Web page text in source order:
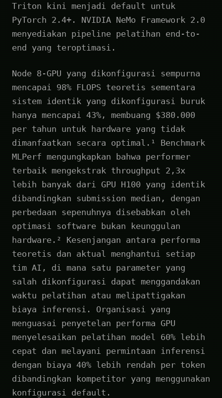
Triton kini menjadi default untuk
PyTorch 2.4+. NVIDIA NeMo Framework 2.0
menyediakan pipeline pelatihan end-to-
end yang teroptimasi.
Node 8-GPU yang dikonfigurasi sempurna
mencapai 98% FLOPS teoretis sementara
sistem identik yang dikonfigurasi buruk
hanya mencapai 43%, membuang $380.000
per tahun untuk hardware yang tidak
dimanfaatkan secara optimal.¹ Benchmark
MLPerf mengungkapkan bahwa performer
terbaik mengekstrak throughput 2,3x
lebih banyak dari GPU H100 yang identik
dibandingkan submission median, dengan
perbedaan sepenuhnya disebabkan oleh
optimasi software bukan keunggulan
hardware.² Kesenjangan antara performa
teoretis dan aktual menghantui setiap
tim AI, di mana satu parameter yang
salah dikonfigurasi dapat menggandakan
waktu pelatihan atau melipattigakan
biaya inferensi. Organisasi yang
menguasai penyetelan performa GPU
menyelesaikan pelatihan model 60% lebih
cepat dan melayani permintaan inferensi
dengan biaya 40% lebih rendah per token
dibandingkan kompetitor yang menggunakan
konfigurasi default.